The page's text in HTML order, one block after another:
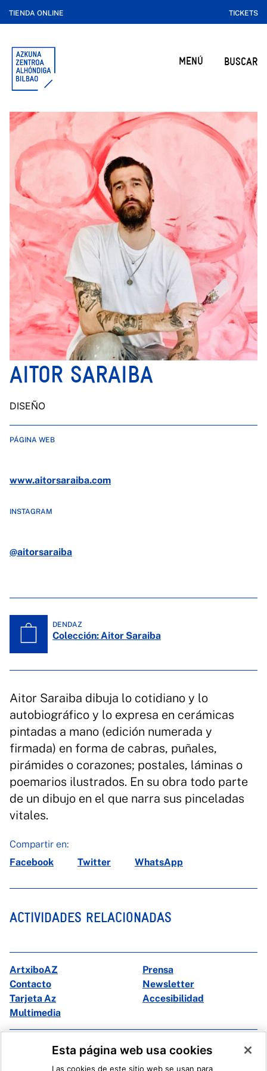
TIENDA ONLINE TICKETS
MENÚ BUSCAR
AITOR SARAIBA
DISEÑO
PÁGINA WEB
www.aitorsaraiba.com
INSTAGRAM
@aitorsaraiba
DENDAZ
Colección: Aitor Saraiba
Aitor Saraiba dibuja lo cotidiano y lo
autobiográfico y lo expresa en cerámicas
pintadas a mano (edición numerada y
firmada) en forma de cabras, puñales,
pirámides o corazones; postales, láminas o
poemarios ilustrados. En su obra todo parte
de un dibujo en el que narra sus pinceladas
vitales.
Compartir en:
Facebook
Twitter WhatsApp
ACTIVIDADES RELACIONADAS
ArtxiboAZ
Prensa
Contacto
Newsletter
Tarjeta Az
Accesibilidad
Multimedia
Facebook
X
Esta página web usa cookies
Las cookies de este sitio web se usan para